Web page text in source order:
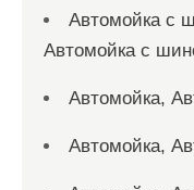
Автомойка с
Автомойка с
Автомойка,
Автомойка,